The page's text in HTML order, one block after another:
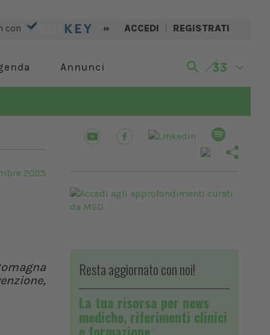
con » ACCEDI | REGISTRATI
Annunci
2025
Resta aggiornato con noi!
La tua risorsa per news
mediche, riferimenti clinici
e formazione.